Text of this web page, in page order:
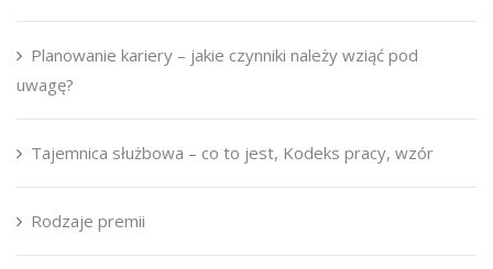
Planowanie kariery – jakie czynniki należy wziąć pod
uwagę?
Tajemnica służbowa – co to jest, Kodeks pracy, wzór
Rodzaje premii